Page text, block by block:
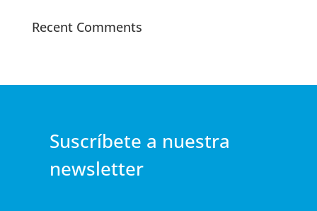
Recent Comments
Suscríbete a nuestra
newsletter